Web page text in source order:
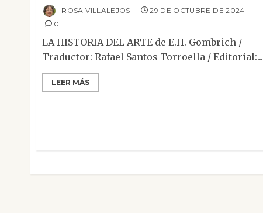
ROSA VILLALEJOS
29 DE OCTUBRE DE 2024
0
LA HISTORIA DEL ARTE de E.H. Gombrich /
Traductor: Rafael Santos Torroella / Editorial:...
LEER MÁS